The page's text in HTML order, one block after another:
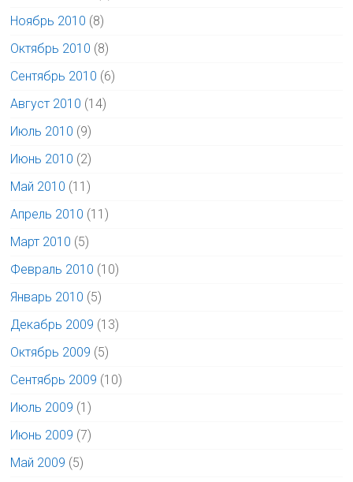
Ноябрь 2010 (8)
Октябрь 2010 (8)
Сентябрь 2010 (6)
Август 2010 (14)
Июль 2010 (9)
Июнь 2010 (2)
Май 2010 (11)
Апрель 2010 (11)
Март 2010 (5)
Февраль 2010 (10)
Январь 2010 (5)
Декабрь 2009 (13)
Октябрь 2009 (5)
Сентябрь 2009 (10)
Июль 2009 (1)
Июнь 2009 (7)
Май 2009 (5)